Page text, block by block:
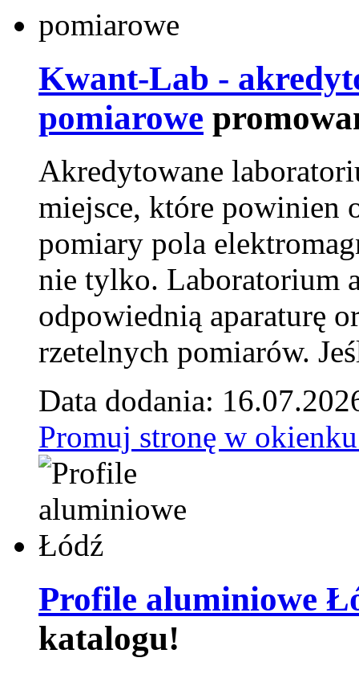
Kwant-Lab -
pomiarowe
Akredytowane
miejsce, które powinien
pomiary pola
nie tylko. Laboratorium
odpowiednią aparaturę
rzetelnych pomiarów.
Data dodania:
Promuj stronę w
Profile aluminiowe
katalogu!